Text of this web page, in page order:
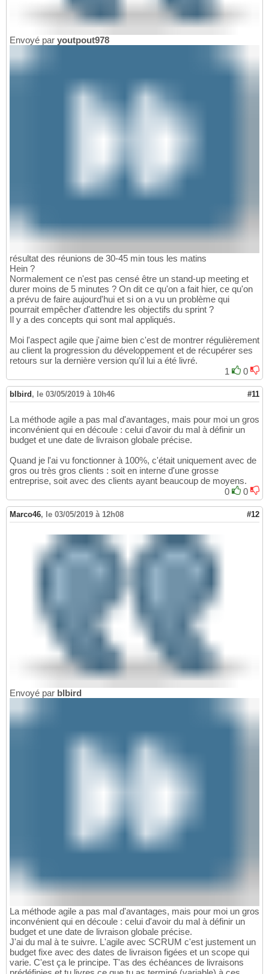
Envoyé par youtpout978
résultat des réunions de 30-45 min tous les matins
Hein ?
Normalement ce n'est pas censé être un stand-up meeting et
durer moins de 5 minutes ? On dit ce qu'on a fait hier, ce qu'on
a prévu de faire aujourd'hui et si on a vu un problème qui
pourrait empêcher d'attendre les objectifs du sprint ?
Il y a des concepts qui sont mal appliqués.
Moi l'aspect agile que j'aime bien c'est de montrer régulièrement
au client la progression du développement et de récupérer ses
retours sur la dernière version qu'il lui a été livré.
1
0
blbird , le 03/05/2019 à 10h46 #11
La méthode agile a pas mal d'avantages, mais pour moi un gros
inconvénient qui en découle : celui d'avoir du mal à définir un
budget et une date de livraison globale précise.
Quand je l'ai vu fonctionner à 100%, c'était uniquement avec de
gros ou très gros clients : soit en interne d'une grosse
entreprise, soit avec des clients ayant beaucoup de moyens.
0
0
Marco46, le 03/05/2019 à 12h08 #12
Envoyé par blbird
La méthode agile a pas mal d'avantages, mais pour moi un gros
inconvénient qui en découle : celui d'avoir du mal à définir un
budget et une date de livraison globale précise.
J'ai du mal à te suivre. L'agile avec SCRUM c'est justement un
budget fixe avec des dates de livraison figées et un scope qui
varie. C'est ça le principe. T'as des échéances de livraisons